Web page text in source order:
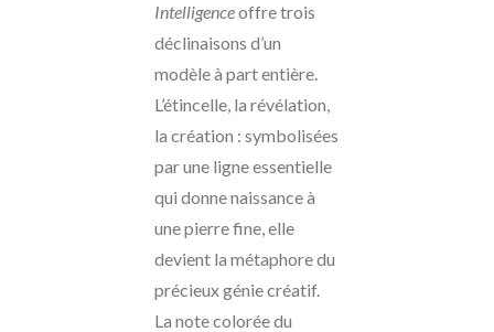
Intelligenceoffre trois
déclinaisons d’un
modèle à part entière.
L’étincelle, la révélation,
la création : symbolisées
par une ligne essentielle
qui donne naissance à
une pierre fine, elle
devient la métaphore du
précieux génie créatif.
La note colorée du